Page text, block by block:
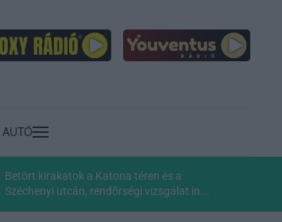
Betört kirakatok a Katona téren és a
Széchenyi utcán, rendőrségi vizsgálat in...